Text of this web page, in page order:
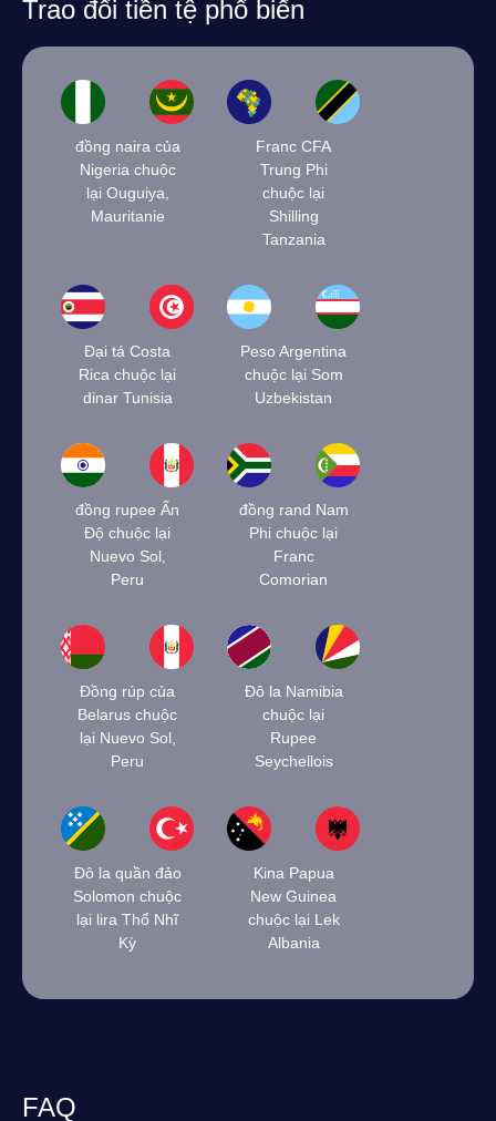
Trao đổi tiền tệ phổ biến
đồng naira của
Nigeria chuộc
lại Ouguiya,
Mauritanie
Franc CFA
Trung Phi
chuộc lại
Shilling
Tanzania
Đại tá Costa
Rica chuộc lại
dinar Tunisia
Peso Argentina
chuộc lại Som
Uzbekistan
đồng rupee Ấn
Độ chuộc lại
Nuevo Sol,
Peru
đồng rand Nam
Phi chuộc lại
Franc
Comorian
Đồng rúp của
Belarus chuộc
lại Nuevo Sol,
Peru
Đô la Namibia
chuộc lại
Rupee
Seychellois
Đô la quần đảo
Solomon chuộc
lại lira Thổ Nhĩ
Kỳ
Kina Papua
New Guinea
chuộc lại Lek
Albania
FAQ